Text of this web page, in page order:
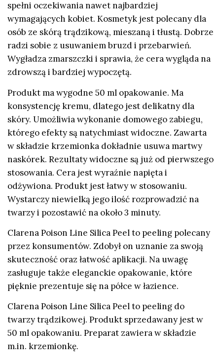
spełni oczekiwania nawet najbardziej
wymagających kobiet. Kosmetyk jest polecany dla
osób ze skórą trądzikową, mieszaną i tłustą. Dobrze
radzi sobie z usuwaniem bruzd i przebarwień.
Wygładza zmarszczki i sprawia, że cera wygląda na
zdrowszą i bardziej wypoczętą.
Produkt ma wygodne 50 ml opakowanie. Ma
konsystencję kremu, dlatego jest delikatny dla
skóry. Umożliwia wykonanie domowego zabiegu,
którego efekty są natychmiast widoczne. Zawarta
w składzie krzemionka dokładnie usuwa martwy
naskórek. Rezultaty widoczne są już od pierwszego
stosowania. Cera jest wyraźnie napięta i
odżywiona. Produkt jest łatwy w stosowaniu.
Wystarczy niewielką jego ilość rozprowadzić na
twarzy i pozostawić na około 3 minuty.
Clarena Poison Line Silica Peel to peeling polecany
przez konsumentów. Zdobył on uznanie za swoją
skuteczność oraz łatwość aplikacji. Na uwagę
zasługuje także eleganckie opakowanie, które
pięknie prezentuje się na półce w łazience.
Clarena Poison Line Silica Peel to peeling do
twarzy trądzikowej. Produkt sprzedawany jest w
50 ml opakowaniu. Preparat zawiera w składzie
m.in. krzemionkę.